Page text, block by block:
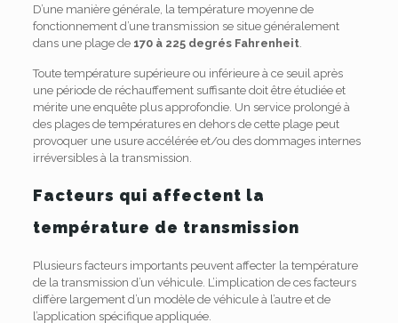
D’une manière générale, la température moyenne de
fonctionnement d’une transmission se situe généralement
dans une plage de 170 à 225 degrés Fahrenheit.
Toute température supérieure ou inférieure à ce seuil après
une période de réchauffement suffisante doit être étudiée et
mérite une enquête plus approfondie. Un service prolongé à
des plages de températures en dehors de cette plage peut
provoquer une usure accélérée et/ou des dommages internes
irréversibles à la transmission.
Facteurs qui affectent la
température de transmission
Plusieurs facteurs importants peuvent affecter la température
de la transmission d’un véhicule. L’implication de ces facteurs
diffère largement d’un modèle de véhicule à l’autre et de
l’application spécifique appliquée.